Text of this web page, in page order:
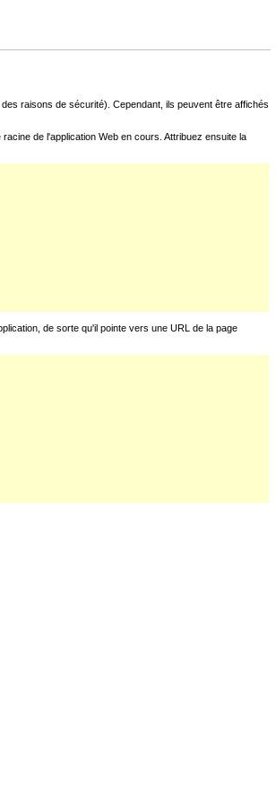
raisons de sécurité). Cependant, ils peuvent être affichés
de l'application Web en cours. Attribuez ensuite la
de sorte qu'il pointe vers une URL de la page